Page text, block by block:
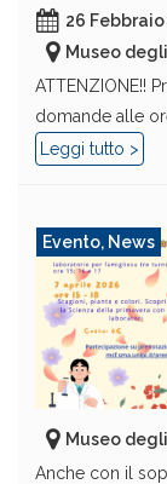
26
Museo
ATTENZIONE!!
domande alle
Leggi tutto >
Evento, News
Museo
Anche con il